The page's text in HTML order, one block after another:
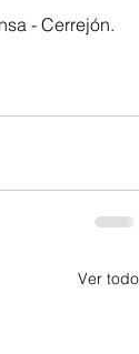
- Cerrejón.
Ver todo